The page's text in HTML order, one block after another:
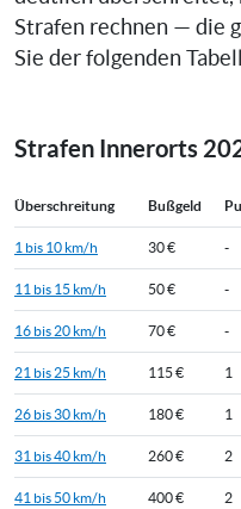
Strafen rechnen — die
Sie der folgenden
Strafen Innerorts
Überschreitung Bußgeld
1 bis 10 km/h 30 € -
11 bis 15 km/h 50 € -
16 bis 20 km/h 70 € -
21 bis 25 km/h 115 € 1
26 bis 30 km/h 180 € 1
31 bis 40 km/h 260 € 2
41 bis 50 km/h 400 € 2